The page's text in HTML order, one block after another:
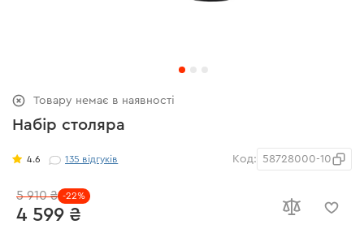
Набір столяра
4.6 135 відгуків Код: 58728000-10
4 599 ₴
5 910 ₴ -22%
Товару немає в наявності